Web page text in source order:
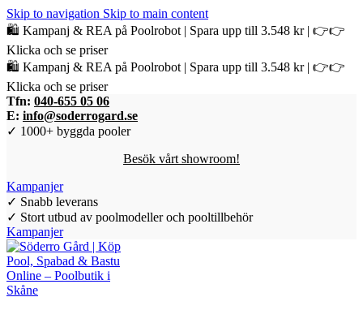
Skip to navigation Skip to main content
🛍️ Kampanj & REA på Poolrobot | Spara upp till 3.548 kr | 👉👉
Klicka och se priser
🛍️ Kampanj & REA på Poolrobot | Spara upp till 3.548 kr | 👉👉
Klicka och se priser
Tfn: 040-655 05 06
E: info@soderrogard.se
✓ 1000+ byggda pooler
Besök vårt showroom!
Kampanjer
✓ Snabb leverans
✓ Stort utbud av poolmodeller och pooltillbehör
Kampanjer